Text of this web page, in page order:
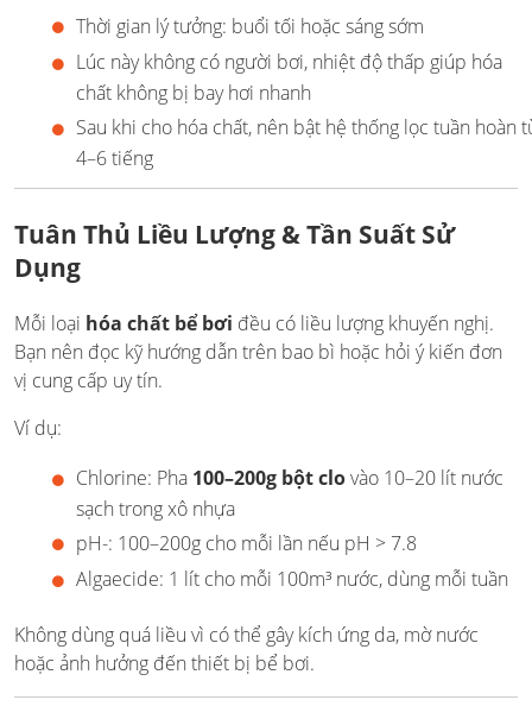
Thời gian lý tưởng: buổi tối hoặc sáng sớm
Lúc này không có người bơi, nhiệt độ thấp giúp hóa
chất không bị bay hơi nhanh
Sau khi cho hóa chất, nên bật hệ thống lọc tuần hoàn
4–6 tiếng
Tuân Thủ Liều Lượng & Tần Suất Sử
Dụng
Mỗi loại hóa chất bể bơi đều có liều lượng khuyến nghị.
Bạn nên đọc kỹ hướng dẫn trên bao bì hoặc hỏi ý kiến đơn
vị cung cấp uy tín.
Ví dụ:
Chlorine: Pha 100–200g bột clovào 10–20 lít nước
sạch trong xô nhựa
pH-: 100–200g cho mỗi lần nếu pH > 7.8
Algaecide: 1 lít cho mỗi 100m³ nước, dùng mỗi tuần
Không dùng quá liều vì có thể gây kích ứng da, mờ nước
hoặc ảnh hưởng đến thiết bị bể bơi.